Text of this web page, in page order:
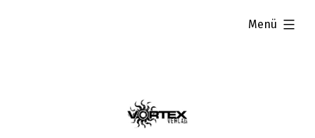
Menü
aufgeklappt